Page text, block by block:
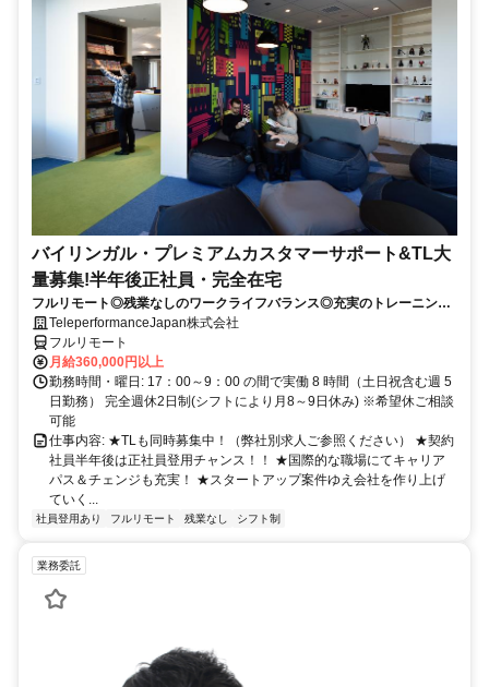
バイリンガル・プレミアムカスタマーサポート&TL大
量募集!半年後正社員・完全在宅
フルリモート◎残業なしのワークライフバランス◎充実のトレーニング
◎語学を活かして将来キャリア有望
TeleperformanceJapan株式会社
フルリモート
月給360,000円以上
勤務時間・曜日: 17：00～9：00 の間で実働 8 時間（土日祝含む週 5
日勤務） 完全週休2日制(シフトにより月8～9日休み) ※希望休ご相談
可能
仕事内容: ★TLも同時募集中！（弊社別求人ご参照ください） ★契約
社員半年後は正社員登用チャンス！！ ★国際的な職場にてキャリア
パス＆チェンジも充実！ ★スタートアップ案件ゆえ会社を作り上げ
ていく...
社員登用あり フルリモート 残業なし シフト制
業務委託